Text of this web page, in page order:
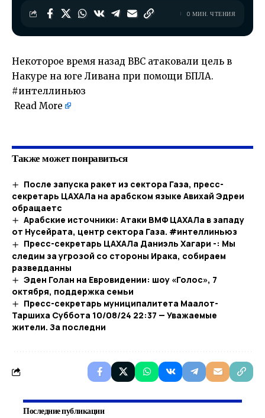
0 МИН. ЧТЕНИЯ
Некоторое время назад ВВС атаковали цель в
Накуре на юге Ливана при помощи БПЛА.
#интеллиньюз
Read More
Также может понравиться
После запуска ракет из сектора Газа, пресс-
секретарь ЦАХАЛа на арабском языке Авихай Эдреи
обращаетс
Арабские источники: Атаки ВМФ ЦАХАЛа в западу
от Нусейрата, центр сектора Газа. #интеллиньюз
Пресс-секретарь ЦАХАЛа Даниэль Хагари -: Мы
следим за угрозой со стороны Ирака, собираем
разведданны
Эден Голан на Евровидении: шоу «Голос», 7
октября, поддержка семьи
Пресс-секретарь муниципалитета Маалот-
Таршиха Суббота 10/08/24 22:37 — Уважаемые
жители. За последни
Последние публикации